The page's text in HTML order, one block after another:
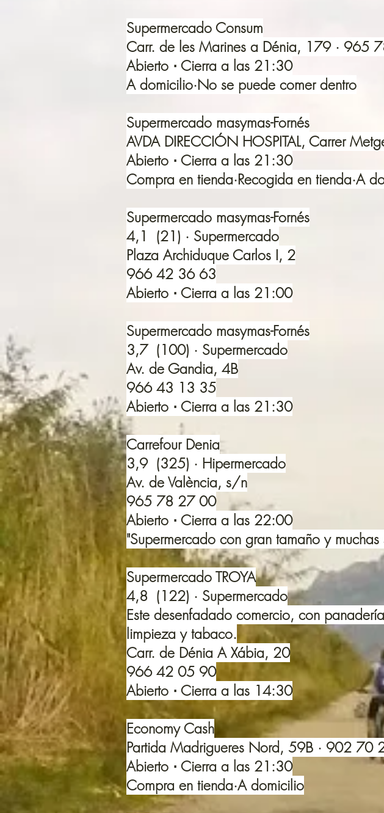
Supermercado Consum
Carr. de les Marines a Dénia, 179 · 965
Abierto ⋅ Cierra a las 21:30
A domicilio·No se puede comer dentro
Supermercado masymas-Fornés
AVDA DIRECCIÓN HOSPITAL, Carrer
Abierto ⋅ Cierra a las 21:30
Compra en tienda·Recogida en tienda·A
Supermercado masymas-Fornés
4,1 (21) · Supermercado
Plaza Archiduque Carlos I, 2
966 42 36 63
Abierto ⋅ Cierra a las 21:00
Supermercado masymas-Fornés
3,7 (100) · Supermercado
Av. de Gandia, 4B
966 43 13 35
Abierto ⋅ Cierra a las 21:30
Carrefour Denia
3,9 (325) · Hipermercado
Av. de València, s/n
965 78 27 00
Abierto ⋅ Cierra a las 22:00
"Supermercado con gran tamaño y muchas
Supermercado TROYA
4,8 (122) · Supermercado
Este desenfadado comercio, con
limpieza y tabaco.
Carr. de Dénia A Xábia, 20
966 42 05 90
Abierto ⋅ Cierra a las 14:30
Economy Cash
Partida Madrigueres Nord, 59B · 902 70
Abierto ⋅ Cierra a las 21:30
Compra en tienda·A domicilio